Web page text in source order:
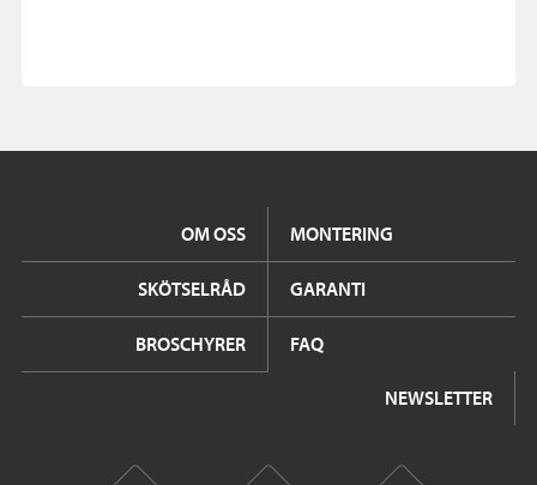
OM OSS MONTERING
SKÖTSELRÅD GARANTI
BROSCHYRER FAQ
NEWSLETTER